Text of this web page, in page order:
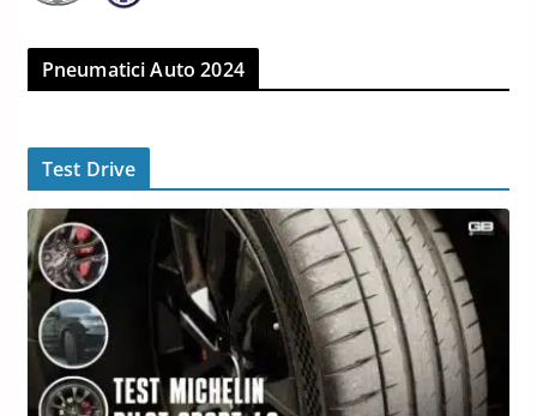
Pneumatici Auto 2024
Test Drive